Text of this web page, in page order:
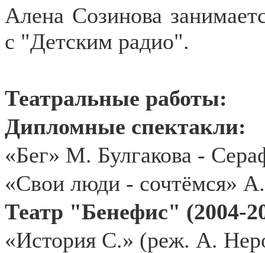
Алена Созинова
с "Детским радио".
Театральные работы:
Дипломные спектакли:
«Бег» М. Булгакова -
«Свои люди - сочтёмся»
Театр "Бенефис" (2004-
«История С.» (реж. А.